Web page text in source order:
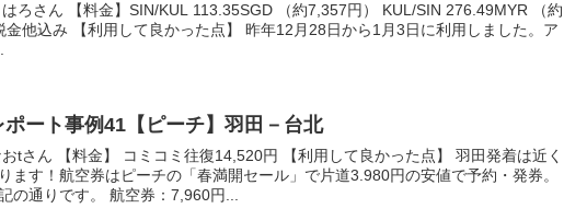
はろさん 【料金】SIN/KUL 113.35SGD （約7,357円） KUL/SIN 276.49MYR （約
他込み 【利用して良かった点】 昨年12月28日から1月3日に利用しました。ア
ート事例41【ピーチ】羽田－台北
おtさん 【料金】 コミコミ往復14,520円 【利用して良かった点】 羽田発着は近く
ます！航空券はピーチの「春満開セール」で片道3.980円の安値で予約・発券。
の通りです。 航空券：7,960円...